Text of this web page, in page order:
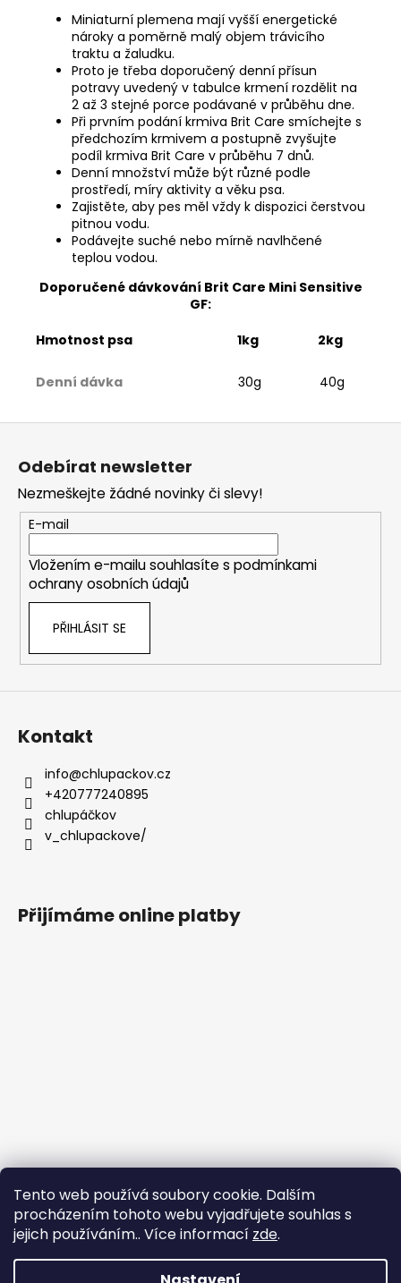
Tento web používá soubory cookie. Dalším
procházením tohoto webu vyjadřujete souhlas s
jejich používáním.. Více informací zde.
Miniaturní plemena mají vyšší energetické
nároky a poměrně malý objem trávicího
traktu a žaludku.
Proto je třeba doporučený denní přísun
potravy uvedený v tabulce krmení rozdělit na
2 až 3 stejné porce podávané v průběhu dne.
Při prvním podání krmiva Brit Care smíchejte s
předchozím krmivem a postupně zvyšujte
podíl krmiva Brit Care v průběhu 7 dnů.
Denní množství může být různé podle
prostředí, míry aktivity a věku psa.
Zajistěte, aby pes měl vždy k dispozici čerstvou
pitnou vodu.
Podávejte suché nebo mírně navlhčené
teplou vodou.
Doporučené dávkování Brit Care Mini Sensitive
GF:
Hmotnost psa
1kg 2kg
Denní dávka 30g 40g
Z
Odebírat newsletter
Nezmeškejte žádné novinky či slevy!
E-mail
Vložením e-mailu souhlasíte s podmínkami
ochrany osobních údajů
PŘIHLÁSIT SE
Kontakt
info@chlupackov.cz
+420777240895
chlupáčkov
v_chlupackove/
Přijímáme online platby